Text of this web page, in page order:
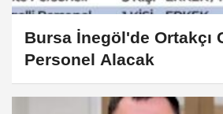
Bursa İnegöl'de Ortakçı
Personel Alacak